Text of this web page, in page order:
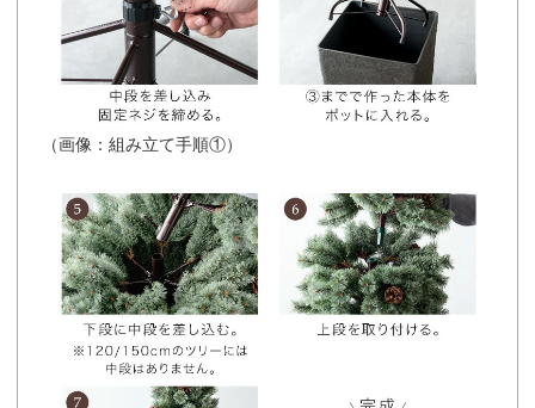
（画像：組み立て手順①）